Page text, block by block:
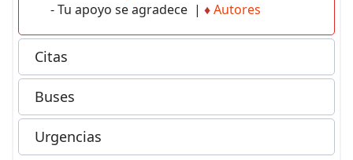
- Tu apoyo se agradece | ♦Autores
Citas
Buses
Urgencias